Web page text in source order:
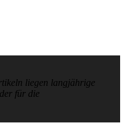
liegen langjährige
für die